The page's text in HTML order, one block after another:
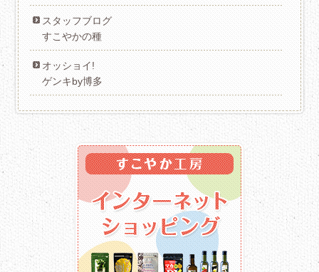
スタッフブログ
すこやかの種
オッショイ!
ゲンキby博多